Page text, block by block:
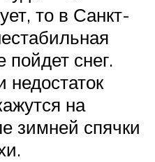
то в Санкт-
пойдет снег.
на
зимней спячки